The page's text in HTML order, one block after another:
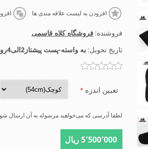
افزودن به لیست علاقه مندی ها
فروشنده: فروشگاه کلاه قاسمی
تاریخ تحویل: به واسته-پست پیشتاز2الی4روز-تیپاکس2الی3روز-شهرتهران اسنپ2الی4ساعت
تعیین اندزه *
لطفا آدرسی که می‌خواهید مرسوله به آن ارسال شود
5٬500٬000 ریال